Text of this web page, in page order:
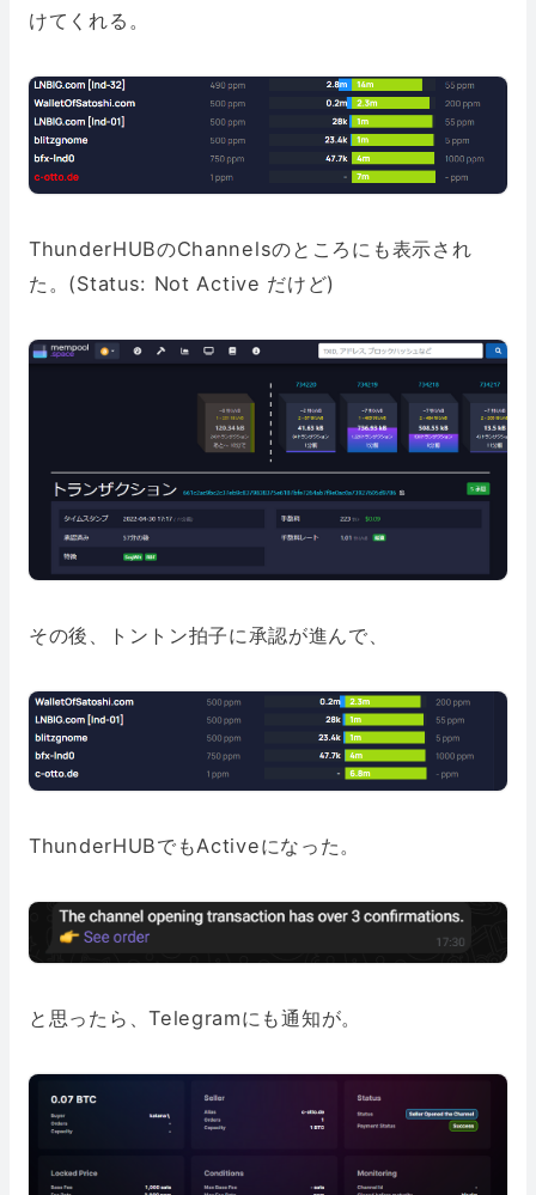
けてくれる。
ThunderHUBのChannelsのところにも表示され
た。(Status: Not Active だけど)
その後、トントン拍子に承認が進んで、
ThunderHUBでもActiveになった。
と思ったら、Telegramにも通知が。